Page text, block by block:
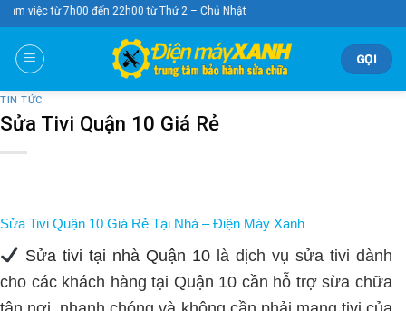
Skip
to
content
đến 22h00 từ Thứ 2 – Chủ Nhật
GỌI
TIN TỨC
Sửa Tivi Quận 10 Giá Rẻ
Sửa Tivi Quận 10 Giá Rẻ Tại Nhà – Điện Máy Xanh
Sửa tivi tại nhà Quận 10 là dịch vụ sửa tivi dành
cho các khách hàng tại Quận 10 cần hỗ trợ sừa chữa